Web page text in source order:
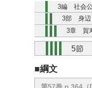
3編 社会公
3部 身辺
3章 賀
5節
■綱文